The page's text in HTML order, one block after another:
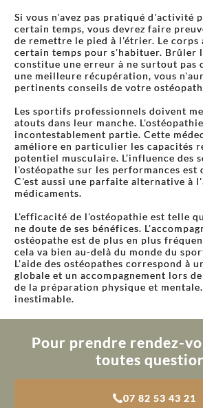
Si vous n'avez pas pratiqué d'activité
certain temps, vous devrez faire
de remettre le pied à l'étrier. Le corps
certain temps pour s'habituer. Brûler
constitue une erreur à ne surtout pas
une meilleure récupération, vous
pertinents conseils de votre
Les sportifs professionnels doivent
atouts dans leur manche.
incontestablement partie. Cette
améliore en particulier les capacités
potentiel musculaire. L’influence des
l'ostéopathe sur les performances est
C'est aussi une parfaite alternative à
médicaments.
L'efficacité de l'ostéopathie est telle
ne doute de ses bénéfices.
ostéopathe est de plus en plus
cela va bien au-delà du monde du
L'aide des ostéopathes correspond à
globale et un accompagnement lors
de la préparation physique et
inestimable.
Pour prendre rendez-
toutes
07 82 53 43 21